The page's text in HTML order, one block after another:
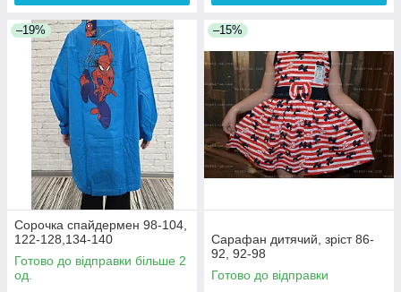
–19%
Сорочка спайдермен 98-104,
122-128,134-140
Готово до відправки більше 2
од.
–15%
Сарафан дитячий, зріст 86-
92, 92-98
Готово до відправки